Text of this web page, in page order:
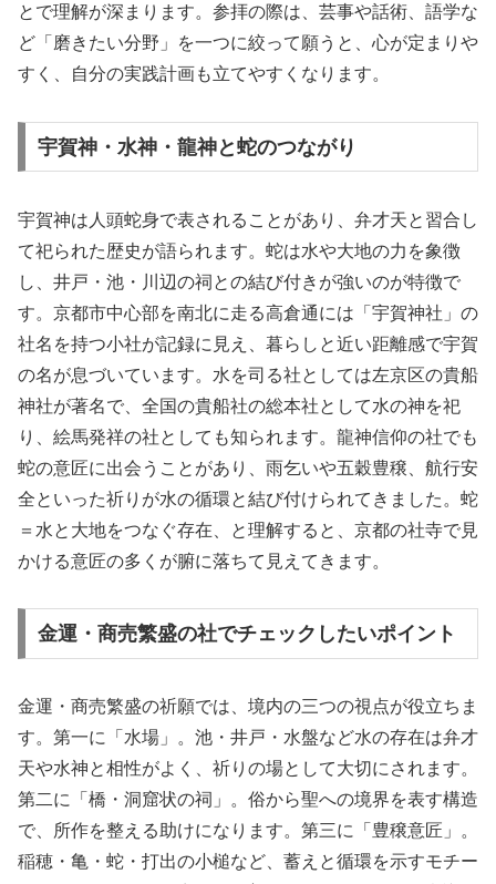
とで理解が深まります。参拝の際は、芸事や話術、語学な
ど「磨きたい分野」を一つに絞って願うと、心が定まりや
すく、自分の実践計画も立てやすくなります。
宇賀神・水神・龍神と蛇のつながり
宇賀神は人頭蛇身で表されることがあり、弁才天と習合し
て祀られた歴史が語られます。蛇は水や大地の力を象徴
し、井戸・池・川辺の祠との結び付きが強いのが特徴で
す。京都市中心部を南北に走る高倉通には「宇賀神社」の
社名を持つ小社が記録に見え、暮らしと近い距離感で宇賀
の名が息づいています。水を司る社としては左京区の貴船
神社が著名で、全国の貴船社の総本社として水の神を祀
り、絵馬発祥の社としても知られます。龍神信仰の社でも
蛇の意匠に出会うことがあり、雨乞いや五穀豊穣、航行安
全といった祈りが水の循環と結び付けられてきました。蛇
＝水と大地をつなぐ存在、と理解すると、京都の社寺で見
かける意匠の多くが腑に落ちて見えてきます。
金運・商売繁盛の社でチェックしたいポイント
金運・商売繁盛の祈願では、境内の三つの視点が役立ちま
す。第一に「水場」。池・井戸・水盤など水の存在は弁才
天や水神と相性がよく、祈りの場として大切にされます。
第二に「橋・洞窟状の祠」。俗から聖への境界を表す構造
で、所作を整える助けになります。第三に「豊穣意匠」。
稲穂・亀・蛇・打出の小槌など、蓄えと循環を示すモチー